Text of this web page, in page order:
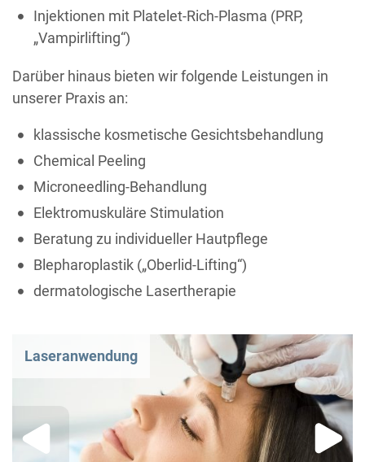
Injektionen mit Platelet-Rich-Plasma (PRP,
„Vampirlifting“)
Darüber hinaus bieten wir folgende Leistungen in
unserer Praxis an:
klassische kosmetische Gesichtsbehandlung
Chemical Peeling
Microneedling-Behandlung
Elektromuskuläre Stimulation
Beratung zu individueller Hautpflege
Blepharoplastik („Oberlid-Lifting“)
dermatologische Lasertherapie
Laseranwendung